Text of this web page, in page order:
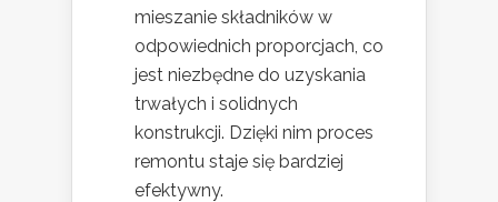
mieszanie składników w
odpowiednich proporcjach, co
jest niezbędne do uzyskania
trwałych i solidnych
konstrukcji. Dzięki nim proces
remontu staje się bardziej
efektywny.